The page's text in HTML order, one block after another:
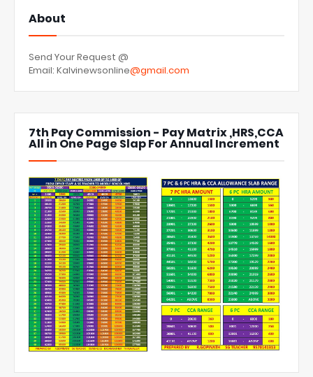
About
Send Your Request @
Email: Kalvinewsonline@gmail.com
7th Pay Commission - Pay Matrix ,HRS,CCA
All in One Page Slap For Annual Increment